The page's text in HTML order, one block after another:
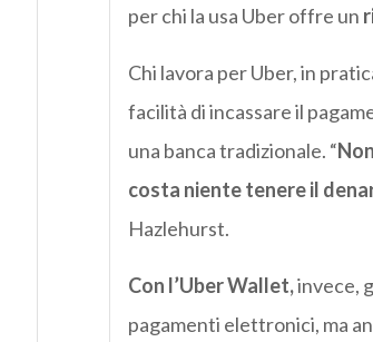
per chi la usa Uber offre un
Chi lavora per Uber, in
facilità di incassare il
una banca tradizionale. “
costa niente tenere il
Hazlehurst.
Con l’UberWallet,invece,
pagamenti elettronici, ma